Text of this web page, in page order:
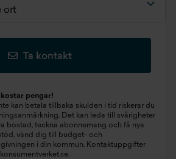
Ta kontakt
pengar!
kan betala tillbaka skulden i tid riskerar du
Det kan leda till svårigheter
bostad, teckna abonnemang och få nya
vänd dig till budget- och
i din kommun. Kontaktuppgifter
konsumentverket.se.